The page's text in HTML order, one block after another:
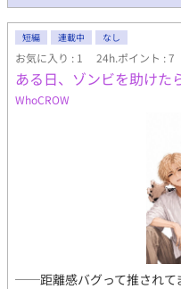
短編 連載中 なし
お気に入り : 1 24h.ポイント : 7
ある日、ゾンビを助けた
WhoCROW
──距離感バグって推され